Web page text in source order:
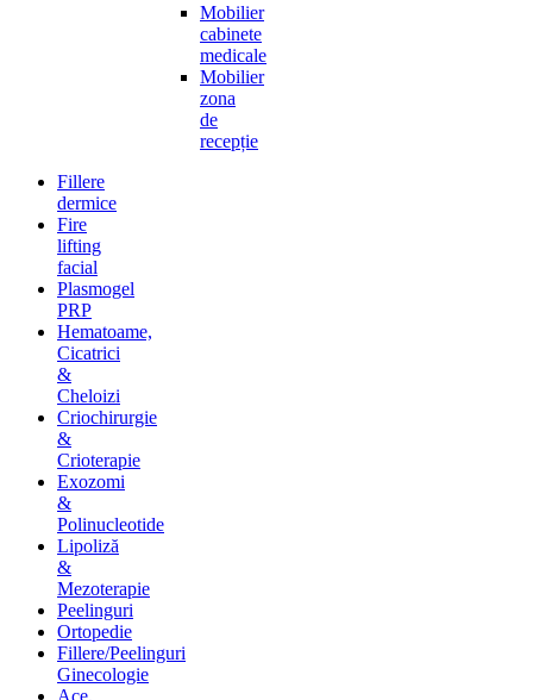
Mobilier
cabinete
medicale
Mobilier
zona
de
recepție
Fillere
dermice
Fire
lifting
facial
Plasmogel
PRP
Hematoame,
Cicatrici
&
Cheloizi
Criochirurgie
&
Crioterapie
Exozomi
&
Polinucleotide
Lipoliză
&
Mezoterapie
Peelinguri
Ortopedie
Fillere/Peelinguri
Ginecologie
Ace,